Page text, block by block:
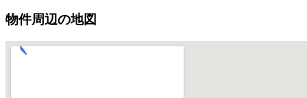
物件周辺の地図